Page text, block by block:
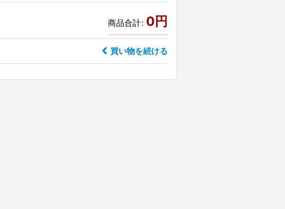
商品合計: 0円
買い物を続ける